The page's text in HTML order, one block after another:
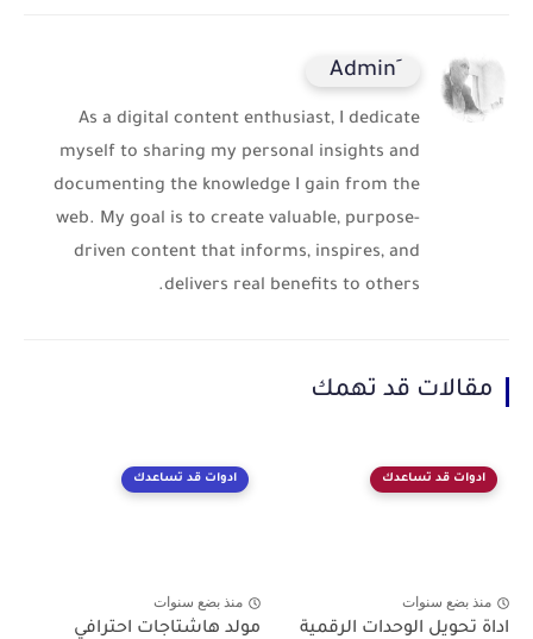
As a digital content enthusiast, I dedicate
myself to sharing my personal insights and
documenting the knowledge I gain from the
web. My goal is to create valuable, purpose-
driven content that informs, inspires, and
delivers real benefits to others.
مقالات قد تهمك
ادوات قد تساعدك
منذ بضع سنوات
اداة تحويل الوحدات الرقمية
ادوات قد تساعدك
منذ بضع سنوات
مولد هاشتاجات احترافي